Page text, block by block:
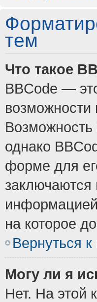
тем
Что такое
BBCode —
Возможность
однако
форме для
заключаются
информацией
на которое
Вернуться к
Могу ли я
Нет. На этой